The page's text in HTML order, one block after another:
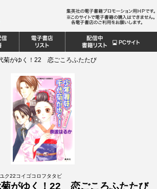
菊がゆく！22 恋ごころふたたび
ク22コイゴコロフタタビ
菊がゆく！22 恋ごころふたたび